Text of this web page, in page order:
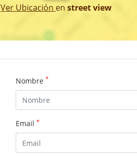
Ver Ubicación en street view
Nombre *
Email *